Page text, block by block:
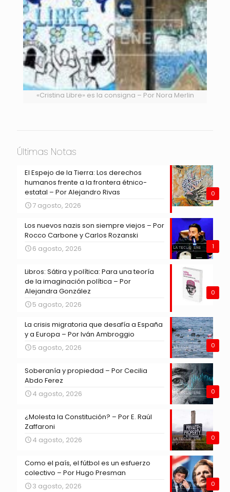
«Cristina Libre» es la consigna – Por Nora Merlin
Últimas Notas
0
El Espejo de la Tierra: Los derechos
humanos frente a la frontera étnico-
estatal – Por Alejandro Rivas
7 agosto, 2026
1
Los nuevos nazis son siempre viejos – Por
Rocco Carbone y Carlos Rozanski
6 agosto, 2026
0
Libros: Sátira y política: Para una teoría
de la imaginación política – Por
Alejandra González
5 agosto, 2026
0
La crisis migratoria que desafía a España
y a Europa – Por Iván Ambroggio
5 agosto, 2026
0
Soberanía y propiedad – Por Cecilia
Abdo Ferez
4 agosto, 2026
0
¿Molesta la Constitución? – Por E. Raúl
Zaffaroni
4 agosto, 2026
0
Como el país, el fútbol es un esfuerzo
colectivo – Por Hugo Presman
3 agosto, 2026